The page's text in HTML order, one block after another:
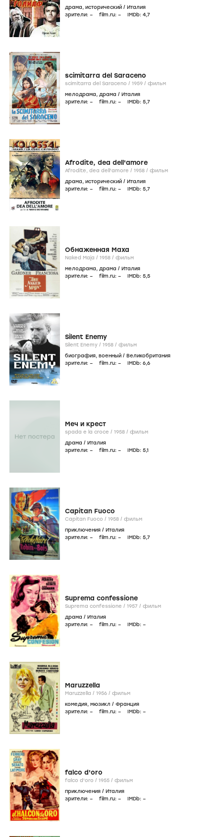
драма, исторический / Италия
зрители: – film.ru: – IMDb: 4,7
scimitarra del Saraceno
scimitarra del Saraceno / 1959 / фильм
мелодрама, драма / Италия
зрители: – film.ru: – IMDb: 5,7
Afrodite, dea dell'amore
Afrodite, dea dell'amore / 1958 / фильм
драма, исторический / Италия
зрители: – film.ru: – IMDb: 5,7
Обнаженная Маха
Naked Maja / 1958 / фильм
мелодрама, драма / Италия
зрители: – film.ru: – IMDb: 5,5
Silent Enemy
Silent Enemy / 1958 / фильм
биография, военный / Великобритания
зрители: – film.ru: – IMDb: 6,6
Меч и крест
spada e la croce / 1958 / фильм
драма / Италия
зрители: – film.ru: – IMDb: 5,1
Capitan Fuoco
Capitan Fuoco / 1958 / фильм
приключения / Италия
зрители: – film.ru: – IMDb: 5,7
Suprema confessione
Suprema confessione / 1957 / фильм
драма / Италия
зрители: – film.ru: – IMDb: –
Maruzzella
Maruzzella / 1956 / фильм
комедия, мюзикл / Франция
зрители: – film.ru: – IMDb: –
falco d'oro
falco d'oro / 1955 / фильм
приключения / Италия
зрители: – film.ru: – IMDb: –